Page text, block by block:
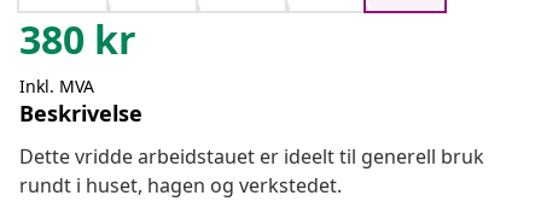
380 kr
Inkl. MVA
Beskrivelse
Dette vridde arbeidstauet er ideelt til generell bruk
rundt i huset, hagen og verkstedet.